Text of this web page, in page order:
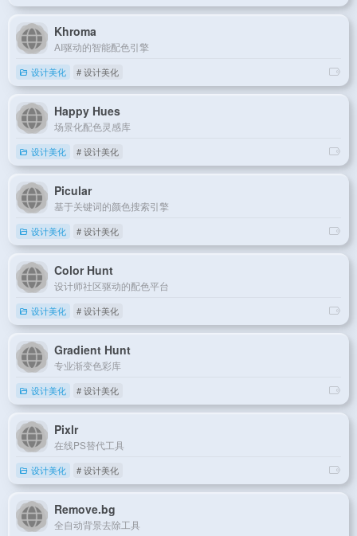
Khroma
AI驱动的智能配色引擎
设计美化 # 设计美化
Happy Hues
场景化配色灵感库
设计美化 # 设计美化
Picular
基于关键词的颜色搜索引擎
设计美化 # 设计美化
Color Hunt
设计师社区驱动的配色平台
设计美化 # 设计美化
Gradient Hunt
专业渐变色彩库
设计美化 # 设计美化
Pixlr
在线PS替代工具
设计美化 # 设计美化
Remove.bg
全自动背景去除工具